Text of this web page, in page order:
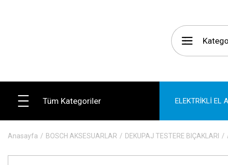
Tüm Kategoriler ELEKTRİKLİ EL
Anasayfa BOSCH AKSESUARLAR DEKUPAJ TESTERE BIÇAKLARI